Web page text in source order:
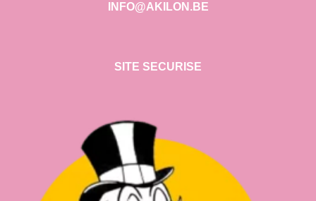
INFO@AKILON.BE
SITE SECURISE